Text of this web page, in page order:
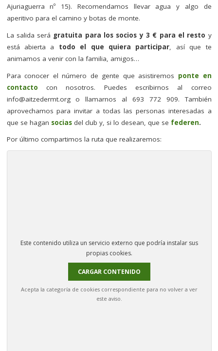
Ajuriaguerra nº 15). Recomendamos llevar agua y algo de
aperitivo para el camino y botas de monte.
La salida será gratuita para los socios y 3 € para el resto y
está abierta a todo el que quiera participar, así que te
animamos a venir con la familia, amigos…
Para conocer el número de gente que asistiremos ponte en
contacto
con nosotros. Puedes escribirnos al correo
info@aitzedermt.orgo llamarnos al 693 772 909. También
aprovechamos para invitar a todas las personas interesadas a
que se hagan socias del club y, si lo desean, que se federen.
Por último compartimos la ruta que realizaremos:
Este contenido utiliza un servicio externo que podría instalar sus
propias cookies.
CARGAR CONTENIDO
Acepta la categoría de cookies correspondiente para no volver a ver
este aviso.